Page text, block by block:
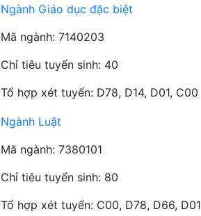
Ngành Giáo dục đặc biệt
Mã ngành: 7140203
Chỉ tiêu tuyển sinh: 40
Tổ hợp xét tuyển: D78, D14, D01, C00
Ngành Luật
Mã ngành: 7380101
Chỉ tiêu tuyển sinh: 80
Tổ hợp xét tuyển: C00, D78, D66, D01